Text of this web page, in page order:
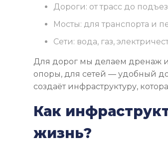
Дороги: от трасс до
Мосты: для транспорта и
Сети: вода, газ,
Для дорог мы делаем дренаж
опоры, для сетей — удобный
создаёт инфраструктуру,
Как
жизнь?